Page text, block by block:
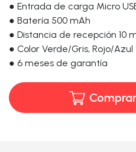
● Entrada de carga Micro
● Batería 500 mAh
● Distancia de recepción 10
● Color Verde/Gris, Rojo/
● 6 meses de garantía